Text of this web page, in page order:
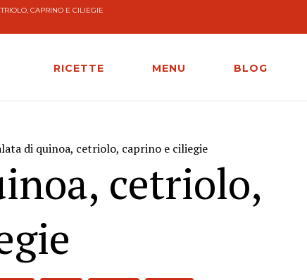
CAPRINO E CILIEGIE
RICETTE MENU BLOG
di quinoa, cetriolo, caprino e ciliegie
cetriolo,